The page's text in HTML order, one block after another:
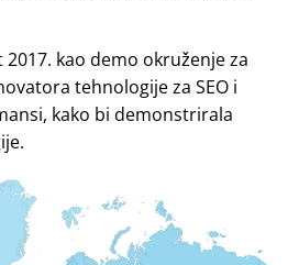
kao demo okruženje za
tehnologije za SEO i
kako bi demonstrirala